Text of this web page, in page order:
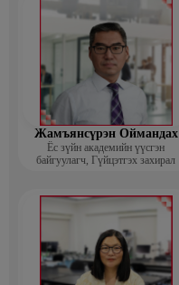
Жамъянсүрэн Оймандах
Ёс зүйн академийн үүсгэн
байгуулагч, Гүйцэтгэх захирал